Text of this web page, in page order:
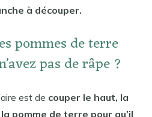
à découper.
pommes de terre
pas de râpe ?
est de couper le haut, la
pomme de terre pour qu’il